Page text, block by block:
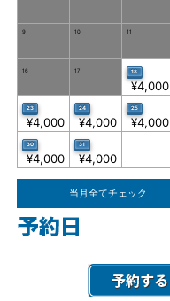
9 10 11
16 17 18
¥4,000
23
¥4,000
24
¥4,000
25
¥4,000
30
¥4,000
31
¥4,000
当月全てチェック